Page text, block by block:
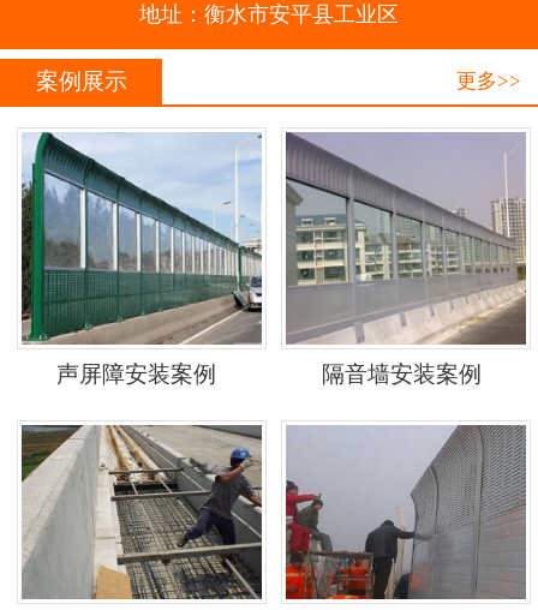
地址：衡水市安平县工业区
更多>>
案例展示
声屏障安装案例 隔音墙安装案例